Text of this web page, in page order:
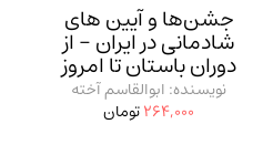
جشن‌ها و آیین‌ های
شادمانی در ایران - از
دوران باستان تا امروز
نویسنده: ابوالقاسم آخته
264,000تومان